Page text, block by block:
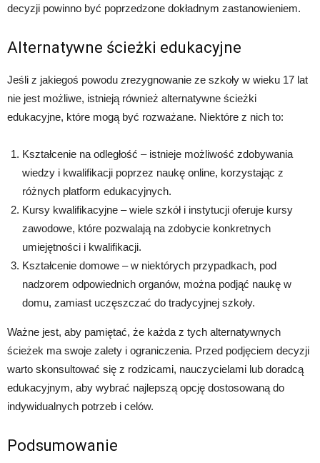
decyzji powinno być poprzedzone dokładnym zastanowieniem.
Alternatywne ścieżki edukacyjne
Jeśli z jakiegoś powodu zrezygnowanie ze szkoły w wieku 17 lat
nie jest możliwe, istnieją również alternatywne ścieżki
edukacyjne, które mogą być rozważane. Niektóre z nich to:
Kształcenie na odległość – istnieje możliwość zdobywania
wiedzy i kwalifikacji poprzez naukę online, korzystając z
różnych platform edukacyjnych.
Kursy kwalifikacyjne – wiele szkół i instytucji oferuje kursy
zawodowe, które pozwalają na zdobycie konkretnych
umiejętności i kwalifikacji.
Kształcenie domowe – w niektórych przypadkach, pod
nadzorem odpowiednich organów, można podjąć naukę w
domu, zamiast uczęszczać do tradycyjnej szkoły.
Ważne jest, aby pamiętać, że każda z tych alternatywnych
ścieżek ma swoje zalety i ograniczenia. Przed podjęciem decyzji
warto skonsultować się z rodzicami, nauczycielami lub doradcą
edukacyjnym, aby wybrać najlepszą opcję dostosowaną do
indywidualnych potrzeb i celów.
Podsumowanie